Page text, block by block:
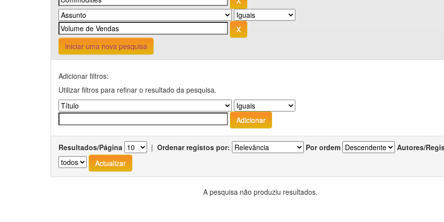
Iniciar uma nova pesquisa
Adicionar filtros:
Utilizar filtros para refinar o resultado da pesquisa.
Resultados/Página | Ordenar registos por: Por ordem Autores/
A pesquisa não produziu resultados.